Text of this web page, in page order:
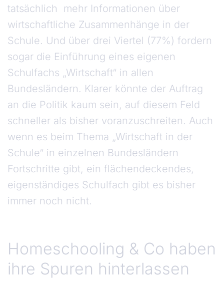
tatsächlich mehr Informationen über
wirtschaftliche Zusammenhänge in der
Schule. Und über drei Viertel (77%) fordern
sogar die Einführung eines eigenen
Schulfachs „Wirtschaft“ in allen
Bundesländern. Klarer könnte der Auftrag
an die Politik kaum sein, auf diesem Feld
schneller als bisher voranzuschreiten. Auch
wenn es beim Thema „Wirtschaft in der
Schule“ in einzelnen Bundesländern
Fortschritte gibt, ein flächendeckendes,
eigenständiges Schulfach gibt es bisher
immer noch nicht.
Homeschooling & Co haben
ihre Spuren hinterlassen